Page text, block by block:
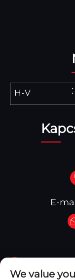
H-V
E-
Qinghua
We value